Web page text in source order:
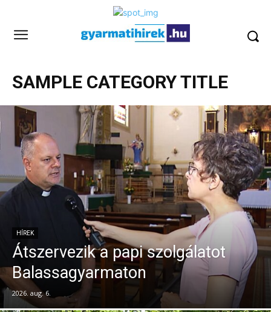
SAMPLE CATEGORY TITLE
HÍREK
Átszervezik a papi szolgálatot
Balassagyarmaton
2026. aug. 6.